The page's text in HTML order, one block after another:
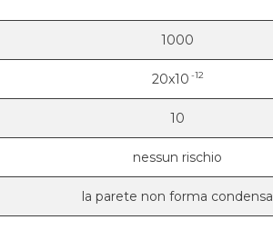
1000
20x10 -12
10
nessun rischio
la parete non forma condensa